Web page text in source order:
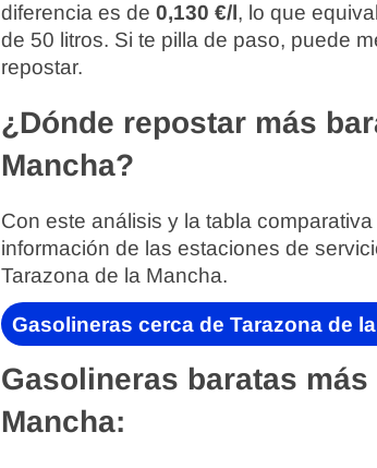
diferencia es de 0,130 €/l, lo que
de 50 litros. Si te pilla de paso, puede
repostar.
¿Dónde repostar más
Mancha?
Con este análisis y la tabla
información de las estaciones de
Tarazona de la Mancha.
Gasolineras cerca de Tarazona de
Gasolineras baratas
Mancha: